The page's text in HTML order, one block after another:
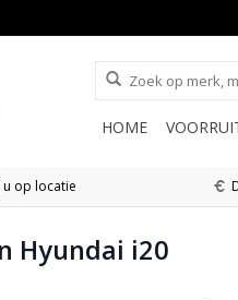
HOME
u op locatie
Hyundai i20